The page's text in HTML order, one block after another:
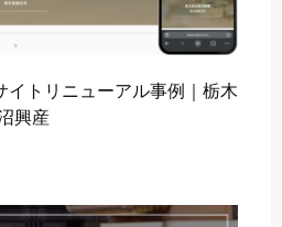
イトリニューアル事例｜栃木
興産